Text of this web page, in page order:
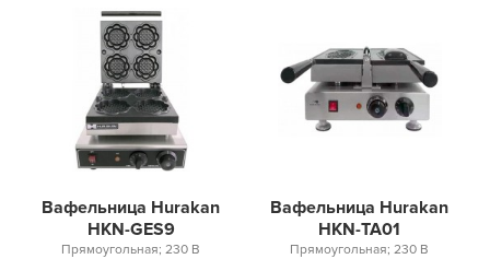
Вафельница Hurakan
HKN-GES9
Прямоугольная; 230 В
Вафельница Hurakan
HKN-TA01
Прямоугольная; 230 В